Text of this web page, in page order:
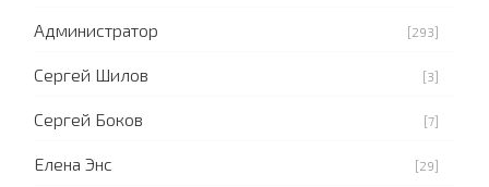
Администратор [293]
Сергей Шилов [3]
Сергей Боков [7]
Елена Энс [29]